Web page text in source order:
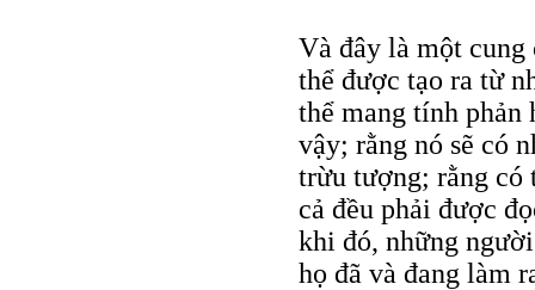
Và đây là một cung
thể được tạo ra từ
thể mang tính phản
vậy; rằng nó sẽ có
trừu tượng; rằng có
cả đều phải được
khi đó, những
họ đã và đang làm